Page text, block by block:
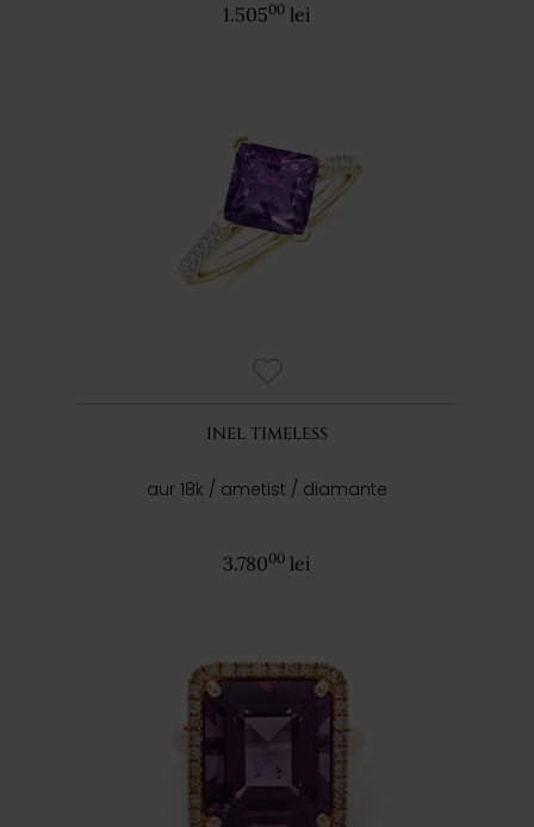
1.50500 lei
INEL TIMELESS
aur 18k / ametist / diamante
3.78000 lei